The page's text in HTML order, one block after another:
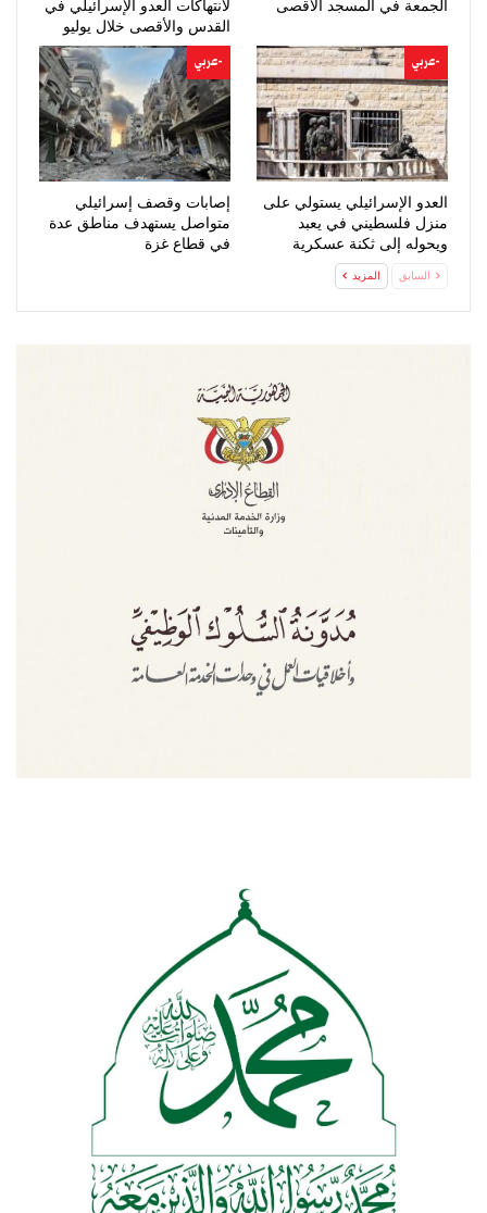
الجمعة في المسجد الأقصى
لانتهاكات العدو الإسرائيلي في
القدس والأقصى خلال يوليو
-عربي
العدو الإسرائيلي يستولي على
منزل فلسطيني في يعبد
ويحوله إلى ثكنة عسكرية
-عربي
إصابات وقصف إسرائيلي
متواصل يستهدف مناطق عدة
في قطاع غزة
السابق المزيد